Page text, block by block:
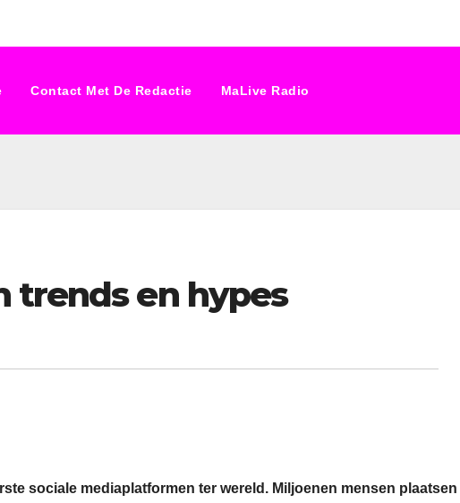
Contact Met De Redactie MaLive Radio
trends en hypes
sociale mediaplatformen ter wereld. Miljoenen mensen plaatsen